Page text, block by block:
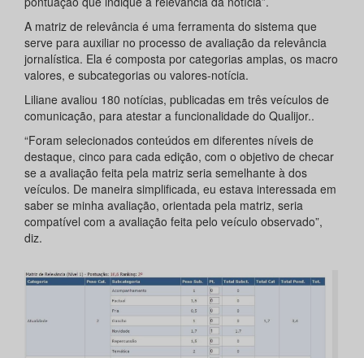
A matriz de relevância é uma ferramenta do sistema que
serve para auxiliar no processo de avaliação da relevância
jornalística. Ela é composta por categorias amplas, os macro
valores, e subcategorias ou valores-notícia.
Liliane avaliou 180 notícias, publicadas em três veículos de
comunicação, para atestar a funcionalidade do Qualijor..
“Foram selecionados conteúdos em diferentes níveis de
destaque, cinco para cada edição, com o objetivo de checar
se a avaliação feita pela matriz seria semelhante à dos
veículos. De maneira simplificada, eu estava interessada em
saber se minha avaliação, orientada pela matriz, seria
compatível com a avaliação feita pelo veículo observado”,
diz.